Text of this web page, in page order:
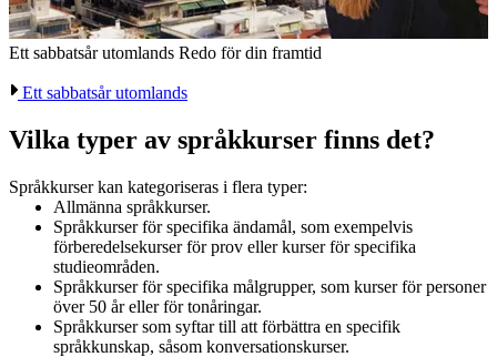
Ett sabbatsår utomlands Redo för din framtid
Ett sabbatsår utomlands
Vilka typer av språkkurser finns det?
Språkkurser kan kategoriseras i flera typer:
Allmänna språkkurser.
Språkkurser för specifika ändamål, som exempelvis
förberedelsekurser för prov eller kurser för specifika
studieområden.
Språkkurser för specifika målgrupper, som kurser för personer
över 50 år eller för tonåringar.
Språkkurser som syftar till att förbättra en specifik
språkkunskap, såsom konversationskurser.